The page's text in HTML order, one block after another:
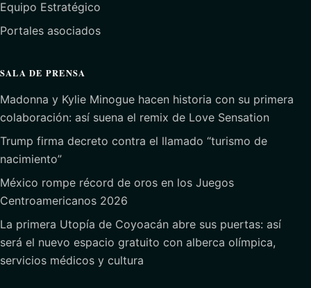
Equipo Estratégico
Portales asociados
SALA DE PRENSA
Madonna y Kylie Minogue hacen historia con su primera
colaboración: así suena el remix de Love Sensation
Trump firma decreto contra el llamado “turismo de
nacimiento”
México rompe récord de oros en los Juegos
Centroamericanos 2026
La primera Utopía de Coyoacán abre sus puertas: así
será el nuevo espacio gratuito con alberca olímpica,
servicios médicos y cultura